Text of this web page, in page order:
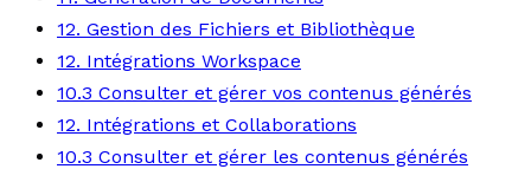
12. Gestion des Fichiers et Bibliothèque
12. Intégrations Workspace
10.3 Consulter et gérer vos contenus générés
12. Intégrations et Collaborations
10.3 Consulter et gérer les contenus générés